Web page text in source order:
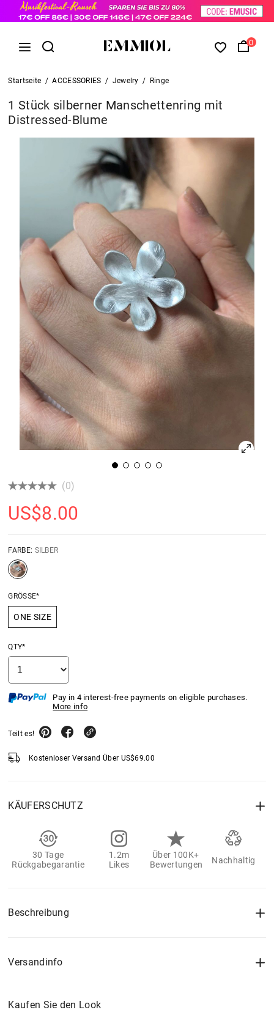
0
Startseite / ACCESSORIES / Jewelry / Ringe
1 Stück silberner Manschettenring mit
Distressed-Blume
(0)
US$8.00
FARBE: SILBER
GRÖSSE*
ONE SIZE
QTY*
Pay in 4 interest-free payments on eligible purchases.
More info
Teilt es!
Kostenloser Versand Über US$69.00
KÄUFERSCHUTZ
30 Tage
Rückgabegarantie
1.2m
Likes
Über 100K+
Bewertungen
Nachhaltig
Beschreibung
Versandinfo
Kaufen Sie den Look